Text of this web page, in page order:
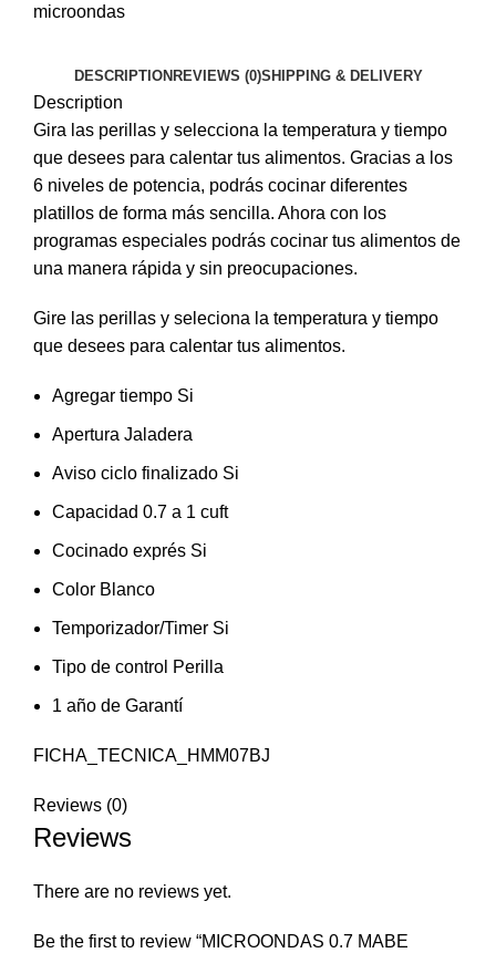
microondas
DESCRIPTION REVIEWS (0)SHIPPING & DELIVERY
Description
Gira las perillas y selecciona la temperatura y tiempo
que desees para calentar tus alimentos. Gracias a los
6 niveles de potencia, podrás cocinar diferentes
platillos de forma más sencilla. Ahora con los
programas especiales podrás cocinar tus alimentos de
una manera rápida y sin preocupaciones.
Gire las perillas y seleciona la temperatura y tiempo
que desees para calentar tus alimentos.
Agregar tiempo Si
Apertura Jaladera
Aviso ciclo finalizado Si
Capacidad 0.7 a 1 cuft
Cocinado exprés Si
Color Blanco
Temporizador/Timer Si
Tipo de control Perilla
1 año de Garantí
FICHA_TECNICA_HMM07BJ
Reviews (0)
Reviews
There are no reviews yet.
Be the first to review “MICROONDAS 0.7 MABE